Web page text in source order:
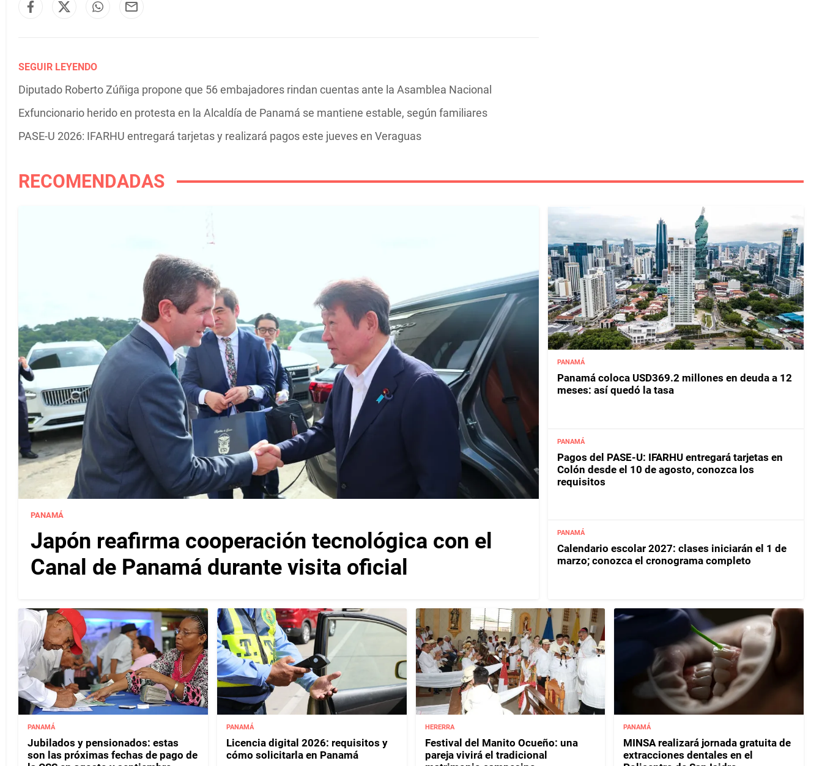
SEGUIR LEYENDO
Diputado Roberto Zúñiga propone que 56 embajadores rindan cuentas ante la Asamblea Nacional
Exfuncionario herido en protesta en la Alcaldía de Panamá se mantiene estable, según familiares
PASE-U 2026: IFARHU entregará tarjetas y realizará pagos este jueves en Veraguas
RECOMENDADAS
PANAMÁ
Japón reafirma cooperación tecnológica con el
Canal de Panamá durante visita oficial
PANAMÁ
Panamá coloca USD369.2 millones en deuda a 12
meses: así quedó la tasa
PANAMÁ
Pagos del PASE-U: IFARHU entregará tarjetas en
Colón desde el 10 de agosto, conozca los
requisitos
PANAMÁ
Calendario escolar 2027: clases iniciarán el 1 de
marzo; conozca el cronograma completo
PANAMÁ
Jubilados y pensionados: estas
son las próximas fechas de pago de
PANAMÁ
Licencia digital 2026: requisitos y
cómo solicitarla en Panamá
HERERRA
Festival del Manito Ocueño: una
pareja vivirá el tradicional
PANAMÁ
MINSA realizará jornada gratuita de
extracciones dentales en el